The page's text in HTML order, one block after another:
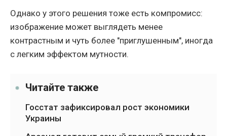
Однако у этого решения тоже есть компромисс:
изображение может выглядеть менее
контрастным и чуть более "приглушенным", иногда
с легким эффектом мутности.
Читайте также
Госстат зафиксировал рост экономики
Украины